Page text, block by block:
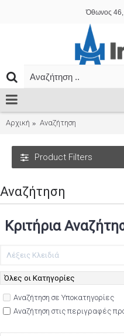
Όθωνος 46,
Αρχική Αναζήτηση
Product Filters
Αναζήτηση
Κριτήρια
Αναζήτηση σε Υποκατηγορίες
Αναζήτηση στις περιγραφές